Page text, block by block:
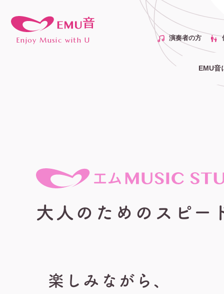
Enjoy Music with U 演奏者の方
EMU音
大人のためのスピー
楽しみながら、